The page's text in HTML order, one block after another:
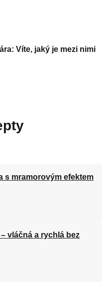
Víte, jaký je mezi nimi
s mramorovým efektem
vláčná a rychlá bez